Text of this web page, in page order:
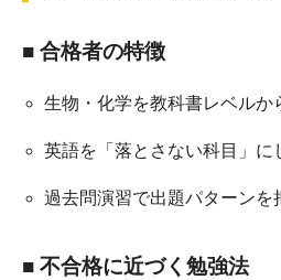
■ 合格者の特徴
生物・化学を教科書レベルか
英語を「落とさない科目」に
過去問演習で出題パターンを
■ 不合格に近づく勉強法